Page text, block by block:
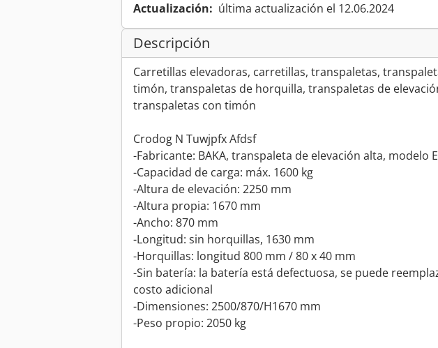
Actualización: última actualización el 12.06.2024
Descripción
Carretillas elevadoras, carretillas, transpaletas,
timón, transpaletas de horquilla, transpaletas de
transpaletas con timón
Crodog N Tuwjpfx Afdsf
-Fabricante: BAKA, transpaleta de elevación alta, modelo
-Capacidad de carga: máx. 1600 kg
-Altura de elevación: 2250 mm
-Altura propia: 1670 mm
-Ancho: 870 mm
-Longitud: sin horquillas, 1630 mm
-Horquillas: longitud 800 mm / 80 x 40 mm
-Sin batería: la batería está defectuosa, se puede
costo adicional
-Dimensiones: 2500/870/H1670 mm
-Peso propio: 2050 kg